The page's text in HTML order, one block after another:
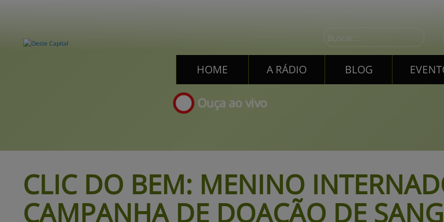
HOME A RÁDIO BLOG
Ouça ao vivo
CLIC DO BEM: MENINO
CAMPANHA DE DOAÇÃO DE